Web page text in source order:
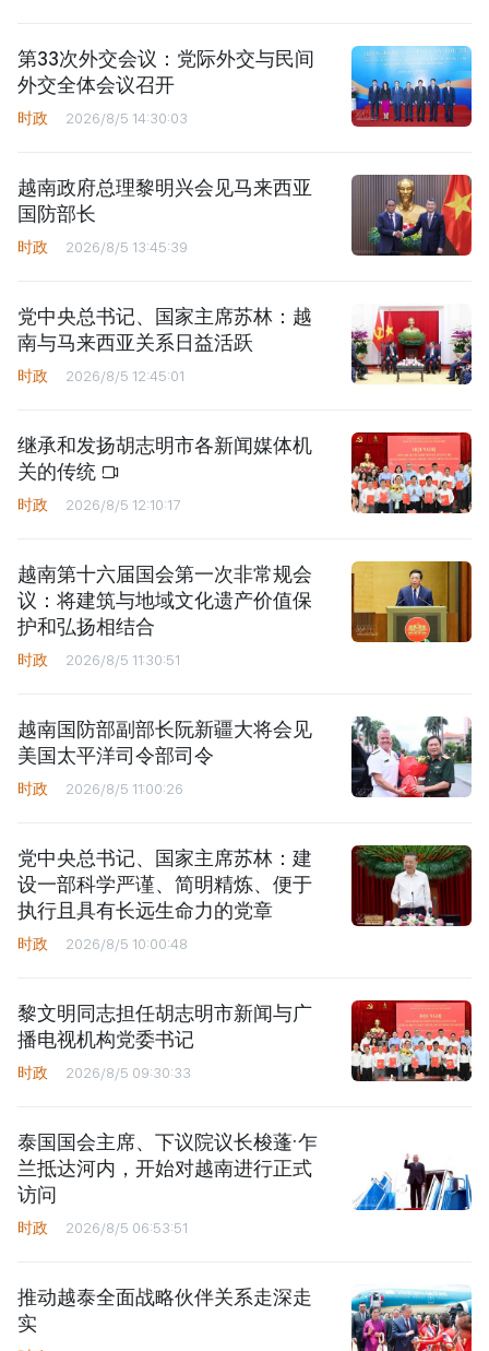
第33次外交会议：党际外交与民间
外交全体会议召开
时政 2026/8/5 14:30:03
越南政府总理黎明兴会见马来西亚
国防部长
时政 2026/8/5 13:45:39
党中央总书记、国家主席苏林：越
南与马来西亚关系日益活跃
时政 2026/8/5 12:45:01
继承和发扬胡志明市各新闻媒体机
关的传统
时政 2026/8/5 12:10:17
越南第十六届国会第一次非常规会
议：将建筑与地域文化遗产价值保
护和弘扬相结合
时政 2026/8/5 11:30:51
越南国防部副部长阮新疆大将会见
美国太平洋司令部司令
时政 2026/8/5 11:00:26
党中央总书记、国家主席苏林：建
设一部科学严谨、简明精炼、便于
执行且具有长远生命力的党章
时政 2026/8/5 10:00:48
黎文明同志担任胡志明市新闻与广
播电视机构党委书记
时政 2026/8/5 09:30:33
泰国国会主席、下议院议长梭蓬·乍
兰抵达河内，开始对越南进行正式
访问
时政 2026/8/5 06:53:51
推动越泰全面战略伙伴关系走深走
实